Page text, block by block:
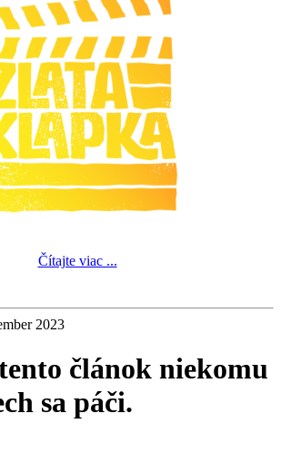
Čítajte viac ...
2023
článok niekomu
sa páči.